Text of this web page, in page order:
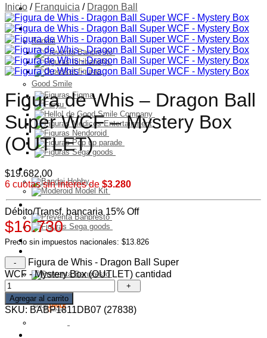
FIGURAS
Bandai
Good Smile
Model Kit
Franquicia
Preventa
Inicio / Franquicia / Dragon Ball
Figura de Whis – Dragon Ball
Super WCF – Mystery Box
(OUTLET)
$19.682,00
6 cuotas sin interes de $3.280
Débito/Transf. bancaria 15% Off
$16.730
Precio sin impuestos nacionales: $13.826
Figura de Whis - Dragon Ball Super
WCF - Mystery Box (OUTLET) cantidad
Agregar al carrito
SKU: BABP1811DB07 (27838)